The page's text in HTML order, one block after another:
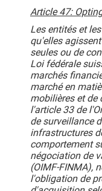
Article 47:
Les entités et
qu'elles
seules ou de
Loi fédérale
marchés
marché en
mobilières et de
l'article 33 de
de surveillance
infrastructures
comportement
négociation de
(OIMF-FINMA),
l'obligation de